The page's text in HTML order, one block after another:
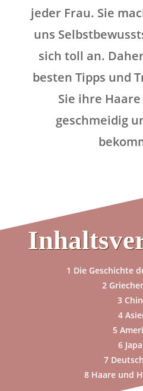
jeder Frau. Sie
uns
sich toll an.
besten Tipps und
Sie ihre
geschmeidig
1 Die Geschichte
2
3
4
5
6
7
8 Haare und